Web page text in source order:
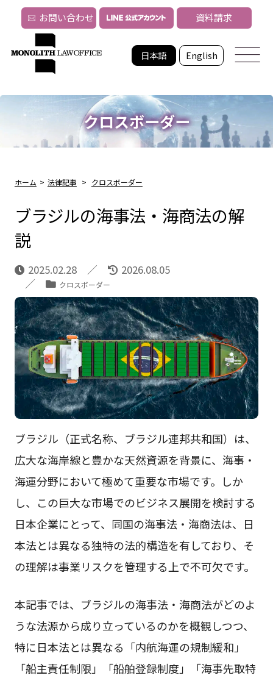
日本語 English
お問い合わせ 資料請求
クロスボーダー
ホーム > 法律記事 > クロスボーダー
ブラジルの海事法・海商法の解
説
2025.02.28 2026.08.05
クロスボーダー
ブラジル（正式名称、ブラジル連邦共和国）は、
広大な海岸線と豊かな天然資源を背景に、海事・
海運分野において極めて重要な市場です。しか
し、この巨大な市場でのビジネス展開を検討する
日本企業にとって、同国の海事法・海商法は、日
本法とは異なる独特の法的構造を有しており、そ
の理解は事業リスクを管理する上で不可欠です。
本記事では、ブラジルの海事法・海商法がどのよ
うな法源から成り立っているのかを概観しつつ、
特に日本法とは異なる「内航海運の規制緩和」
「船主責任制限」「船舶登録制度」「海事先取特